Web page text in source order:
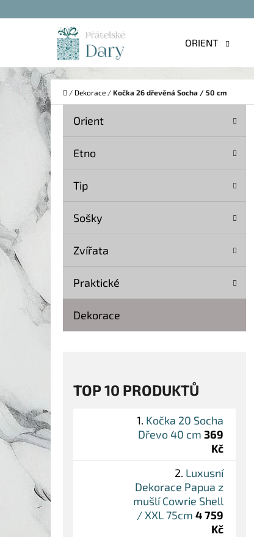
ORIENT
Domů
/ Dekorace / Kočka 26 dřevěná Socha / 50 cm
P
O
S
T
A
N
Přeskočit
Orient
Etno
Tip
Sošky
Zvířata
Praktické
Dekorace
TOP 10 PRODUKTŮ
Kočka 20 Socha
Dřevo 40 cm 369
Kč
Luxusní
Dekorace Papua z
mušlí Cowrie Shell
/ XXL 75cm 4 759
Kč
Í
K
Zpět
obchodu
Zpět
obchodu
KOČKA 20 SOCHA DŘEVO 40 CM